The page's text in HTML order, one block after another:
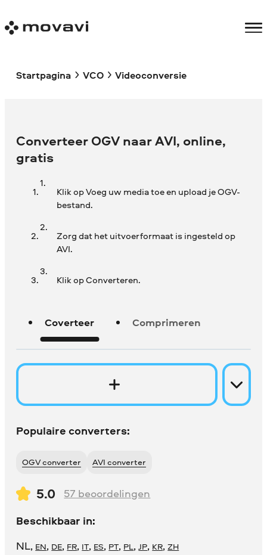
Startpagina VCO Videoconversie
Converteer OGV naar AVI, online,
gratis
Klik op Voeg uw media toe en upload je OGV-
bestand.
Zorg dat het uitvoerformaat is ingesteld op
AVI.
Klik op Converteren.
Coverteer Comprimeren
Populaire converters:
OGV converter AVI converter
5.0 57 beoordelingen
Beschikbaar in:
NL, EN, DE, FR, IT, ES, PT, PL,JP, KR,ZH